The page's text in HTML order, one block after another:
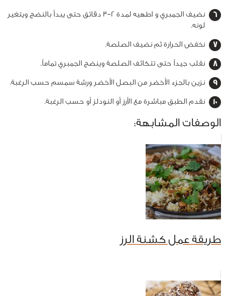
نضيف الجمبري و اطهيه لمدة 2–3 دقائق حتى يبدأ بالنضج ويتغير
لونه.
نخفض الحرارة ثم نضيف الصلصة.
نقلب جيداً حتى تتكاثف الصلصة وينضج الجمبري تماماً.
نزين بالجزء الأخضر من البصل الأخضر ورشة سمسم حسب الرغبة.
نقدم الطبق مباشرة مع الأرز أو النودلز أو حسب الرغبة.
الوصفات المشابهة:
طريقة عمل كشنة الرز